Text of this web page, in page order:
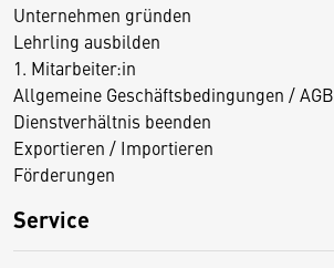
Unternehmen gründen
Lehrling ausbilden
1. Mitarbeiter:in
Allgemeine Geschäftsbedingungen / AGB
Dienstverhältnis beenden
Exportieren / Importieren
Förderungen
Service